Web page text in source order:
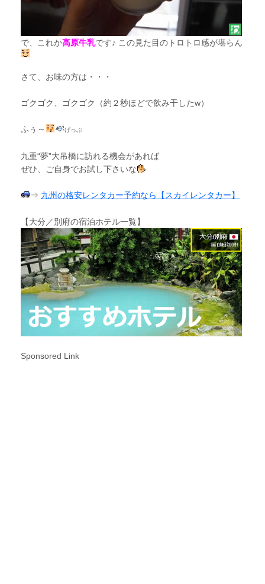
で、これか高原牛乳です♪ この見た目のトロトロ感が堪らん
さて、お味の方は・・・
ゴクゴク、ゴクゴク（約２秒ほどで飲み干したw）
ふぅ～ げっぷ
九重“夢”大吊橋に訪れる機会があれば
ぜひ、ご自身でお試し下さいな
⇒ 九州の格安レンタカー予約なら【スカイレンタカー】
【大分／別府の宿泊ホテル一覧】
Sponsored Link